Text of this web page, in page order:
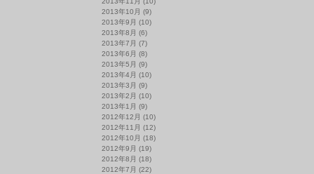
2013年10月 (9)
2013年9月 (10)
2013年8月 (6)
2013年7月 (7)
2013年6月 (8)
2013年5月 (9)
2013年4月 (10)
2013年3月 (9)
2013年2月 (10)
2013年1月 (9)
2012年12月 (10)
2012年11月 (12)
2012年10月 (18)
2012年9月 (19)
2012年8月 (18)
2012年7月 (22)